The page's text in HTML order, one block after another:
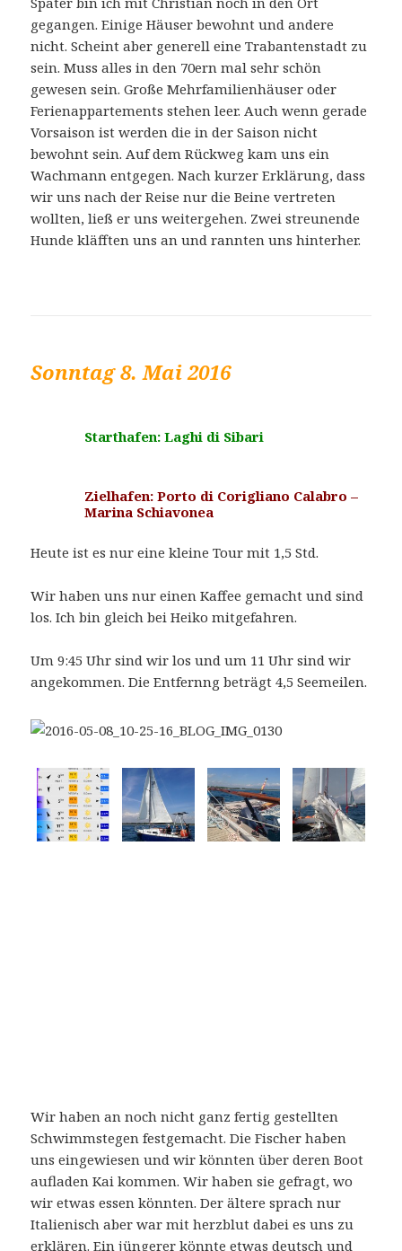
gegangen. Einige Häuser bewohnt und andere
nicht. Scheint aber generell eine Trabantenstadt zu
sein. Muss alles in den 70ern mal sehr schön
gewesen sein. Große Mehrfamilienhäuser oder
Ferienappartements stehen leer. Auch wenn gerade
Vorsaison ist werden die in der Saison nicht
bewohnt sein. Auf dem Rückweg kam uns ein
Wachmann entgegen. Nach kurzer Erklärung, dass
wir uns nach der Reise nur die Beine vertreten
wollten, ließ er uns weitergehen. Zwei streunende
Hunde kläfften uns an und rannten uns hinterher.
Sonntag 8. Mai 2016
Starthafen: Laghi di Sibari
Zielhafen: Porto di Corigliano Calabro –
Marina Schiavonea
Heute ist es nur eine kleine Tour mit 1,5 Std.
Wir haben uns nur einen Kaffee gemacht und sind
los. Ich bin gleich bei Heiko mitgefahren.
Um 9:45 Uhr sind wir los und um 11 Uhr sind wir
angekommen. Die Entfernng beträgt 4,5 Seemeilen.
Wir haben an noch nicht ganz fertig gestellten
Schwimmstegen festgemacht. Die Fischer haben
uns eingewiesen und wir könnten über deren Boot
aufladen Kai kommen. Wir haben sie gefragt, wo
wir etwas essen könnten. Der ältere sprach nur
Italienisch aber war mit herzblut dabei es uns zu
erklären. Ein jüngerer könnte etwas deutsch und